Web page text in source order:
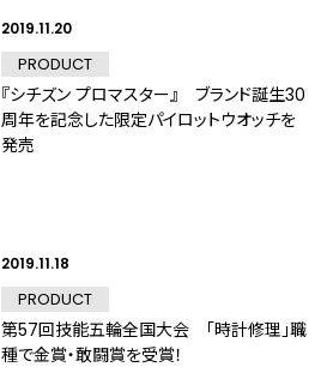
2019.11.20
PRODUCT
『シチズン プロマスター』 ブランド誕生30
周年を記念した限定パイロットウオッチを
発売
2019.11.18
PRODUCT
第57回技能五輪全国大会 「時計修理」職
種で金賞・敢闘賞を受賞！